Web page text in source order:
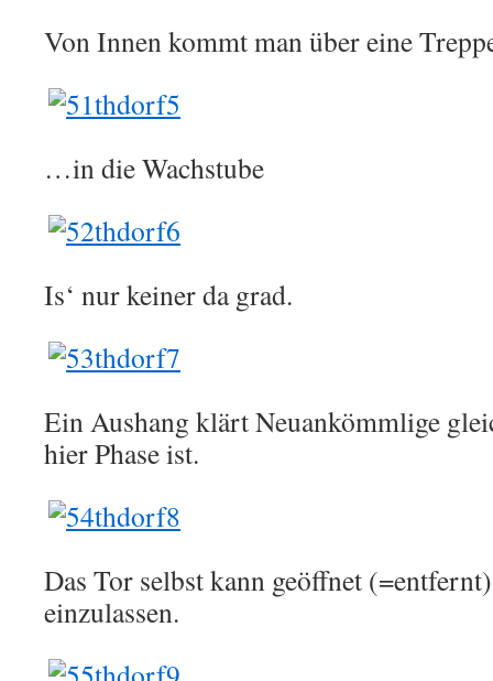
Von Innen kommt man über eine
…in die Wachstube
Is‘ nur keiner da grad.
Ein Aushang klärt Neuankömmlige
hier Phase ist.
Das Tor selbst kann geöffnet
einzulassen.